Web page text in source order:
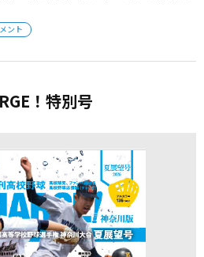
ント
！特別号